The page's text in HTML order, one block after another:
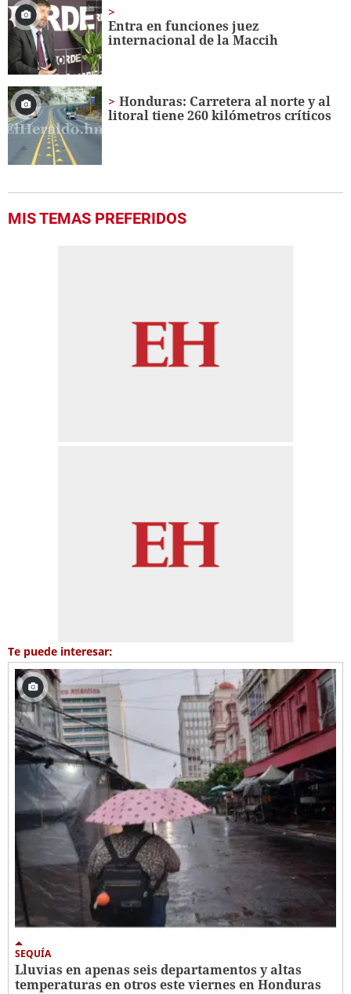
Entra en funciones juez
internacional de la Maccih
Honduras: Carretera al norte y al
litoral tiene 260 kilómetros críticos
MIS TEMAS PREFERIDOS
Te puede interesar:
SEQUÍA
Lluvias en apenas seis departamentos y altas
temperaturas en otros este viernes en Honduras